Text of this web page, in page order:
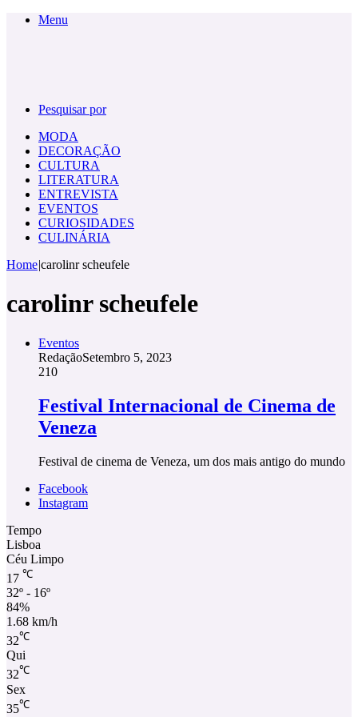
Menu
Pesquisar por
MODA
DECORAÇÃO
CULTURA
LITERATURA
ENTREVISTA
EVENTOS
CURIOSIDADES
CULINÁRIA
Home|carolinr scheufele
carolinr scheufele
Eventos
RedaçãoSetembro 5, 2023
210
Festival Internacional de Cinema de
Veneza
Festival de cinema de Veneza, um dos mais antigo do mundo
Facebook
Instagram
Tempo
Lisboa
Céu Limpo
17 ℃
32º - 16º
84%
1.68 km/h
32℃
Qui
32℃
Sex
35℃